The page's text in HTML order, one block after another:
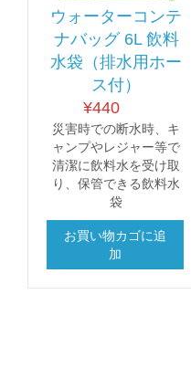
ウォーターコンテ
ナバッグ 6L 飲料
水袋（排水用ホー
ス付）
¥440
災害時での断水時、キ
ャンプやレジャー等で
清潔に飲料水を受け取
り、保管できる飲料水
袋
お買い物カゴに追
加